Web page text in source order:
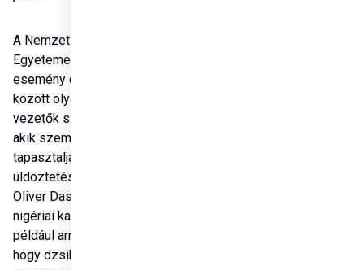
A Nemzeti Közszolgálati
Egyetemen (NKE) tartott
esemény díszvendégei
között olyan egyházi
vezetők szerepeltek,
akik személyesen
tapasztalják az
üldöztetés brutalitását.
Oliver Dashe Doeme
nigériai katolikus püspök
például arról számolt be,
hogy dzsihadista